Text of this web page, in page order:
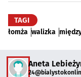
TAGI
łomża walizka
Aneta